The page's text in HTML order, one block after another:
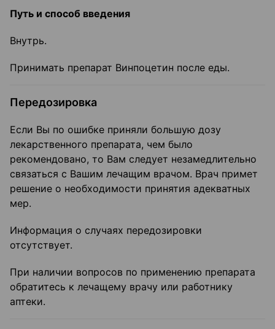
Путь и способ введения
Внутрь.
Принимать препарат Винпоцетин после еды.
Передозировка
Если Вы по ошибке приняли большую дозу
лекарственного препарата, чем было
рекомендовано, то Вам следует незамедлительно
связаться с Вашим лечащим врачом. Врач примет
решение о необходимости принятия адекватных
мер.
Информация о случаях передозировки
отсутствует.
При наличии вопросов по применению препарата
обратитесь к лечащему врачу или работнику
аптеки.